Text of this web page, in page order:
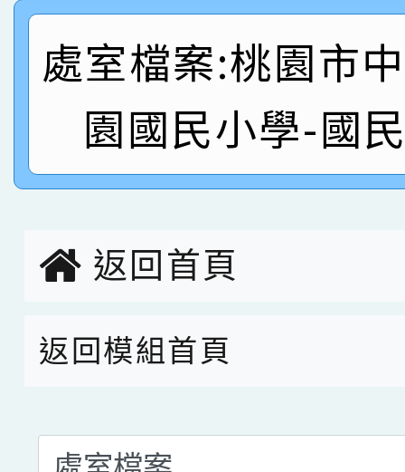
賽 洪綺君教師榮獲社
名
賀！本校阿巴斯O蜜、
倩參加桃園市科展 國
名 指導老師王老師、
賀！本校四年二班張O
園市英語競賽國小朗
指導老師林老師
賀！本校參加桃園市中
賽 劉文瑛教師榮獲教
臺灣台語-第二名
賀！本校參與2026世
市賽榮獲科學小創客佳
處室檔案:桃園市
園國民小學-國
返回首頁
返回模組首頁